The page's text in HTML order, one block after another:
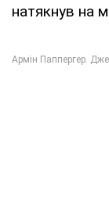
натякнув на